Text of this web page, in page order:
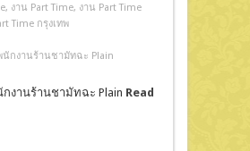
, งาน Part Time, งาน Part Time
Time กรุงเทพ
กงานร้านชามัทฉะ Plain
งานร้านชามัทฉะ Plain Read